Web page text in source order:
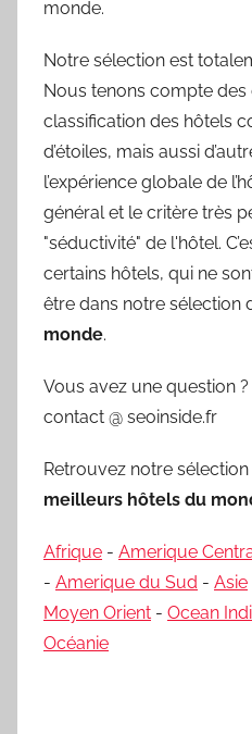
monde.
Notre sélection est
Nous tenons compte
classification des hôtels
d’étoiles, mais aussi
l’expérience globale de
général et le critère très
"séductivité" de l'hôtel.
certains hôtels, qui ne
être dans notre sélection
monde.
Vous avez une question
contact @ seoinside.fr
Retrouvez notre sélection
meilleurs hôtels du
Afrique - Amerique
- Amerique du Sud - Asie
Moyen Orient - Ocean
Océanie